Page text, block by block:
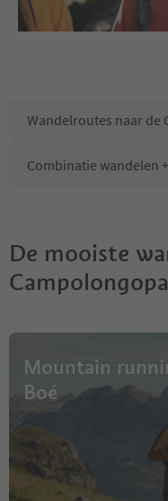
Wandelroutes naar de
Combinatie wandelen
De mooiste
Mountain
Boé